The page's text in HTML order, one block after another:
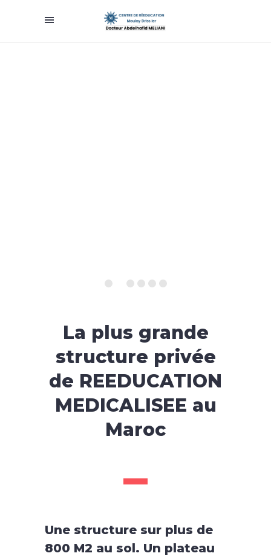
La plus grande
structure privée
de REEDUCATION
MEDICALISEE au
Maroc
Une structure sur plus de
800 M2 au sol. Un plateau